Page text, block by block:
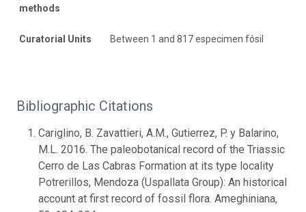
methods
Curatorial Units Between 1 and 817 especimen fósil
Bibliographic Citations
Cariglino, B. Zavattieri, A.M., Gutierrez, P. y Balarino,
M.L. 2016. The paleobotanical record of the Triassic
Cerro de Las Cabras Formation at its type locality
Potrerillos, Mendoza (Uspallata Group): An historical
account at first record of fossil flora. Ameghiniana,